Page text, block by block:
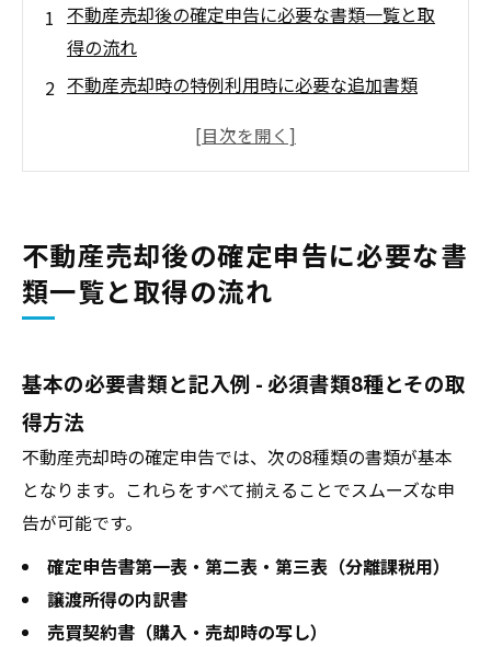
不動産売却後の確定申告に必要な書類一覧と取
得の流れ
不動産売却時の特例利用時に必要な追加書類
土地・マンション売却における確定申告の必要
書類の違いと準備のコツ
不動産売却の確定申告の必要書類と電子申告(e-
Tax)の対応
不動産売却に必要な書類の取得方法や領収書・
費用証明の整理ガイド
不動産売却後の確定申告で発生しやすいトラブ
ル事例と防止チェックリスト
提出後のフォロー
会社概要
不動産売却後の確定申告に必要な書
類一覧と取得の流れ
基本の必要書類と記入例 - 必須書類8種とその取
得方法
不動産売却時の確定申告では、次の8種類の書類が基本
となります。これらをすべて揃えることでスムーズな申
告が可能です。
確定申告書第一表・第二表・第三表（分離課税用）
譲渡所得の内訳書
売買契約書（購入・売却時の写し）